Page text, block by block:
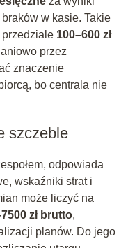
w kasie. Takie
100–600 zł
przez
znaczenie
bo centrala nie
szczeble
odpowiada
wskaźniki strat i
może liczyć na
zł brutto,
planów. Do jego